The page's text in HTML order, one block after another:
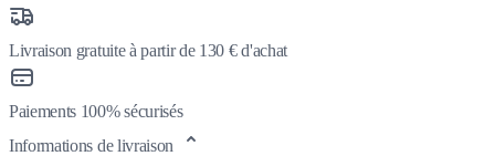
Livraison gratuite à partir de 130 € d'achat
Paiements 100% sécurisés
Informations de livraison